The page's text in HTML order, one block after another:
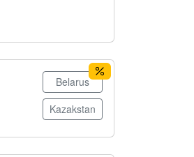
Belarus
Kazakstan